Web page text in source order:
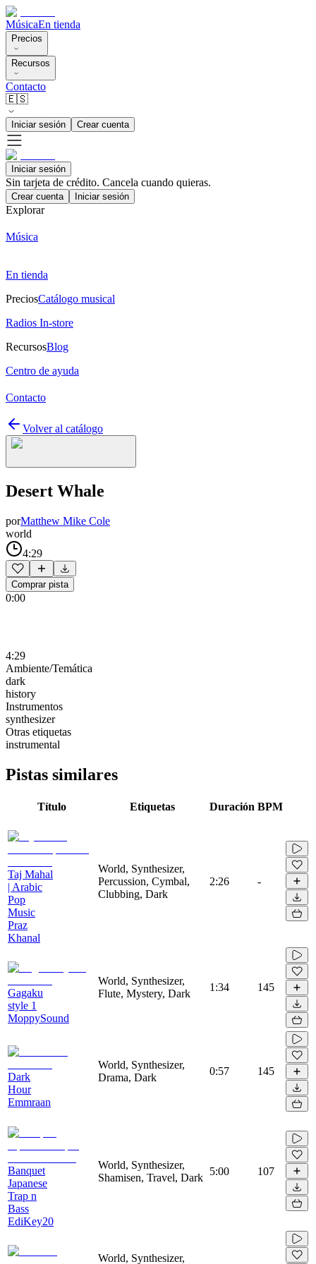
MúsicaEn tienda
Precios
Recursos
Contacto
🇪🇸
Iniciar sesión Crear cuenta
Iniciar sesión
Sin tarjeta de crédito. Cancela cuando quieras.
Crear cuenta Iniciar sesión
Explorar
Música
En tienda
PreciosCatálogo musical
Radios In-store
RecursosBlog
Centro de ayuda
Contacto
Volver al catálogo
Desert Whale
porMatthew Mike Cole
world
4:29
Comprar pista
0:00
4:29
Ambiente/Temática
dark
history
Instrumentos
synthesizer
Otras etiquetas
instrumental
Pistas similares
Título Etiquetas Duración BPM
Taj Mahal
| Arabic
Pop
Music
Praz
Khanal
World, Synthesizer,
Percussion, Cymbal,
Clubbing, Dark
2:26 -
Gagaku
style 1
MoppySound
World, Synthesizer,
Flute, Mystery, Dark
1:34 145
Dark
Hour
Emmraan
World, Synthesizer,
Drama, Dark
0:57 145
Banquet
Japanese
Trap n
Bass
EdiKey20
World, Synthesizer,
Shamisen, Travel, Dark
5:00 107
World, Synthesizer,